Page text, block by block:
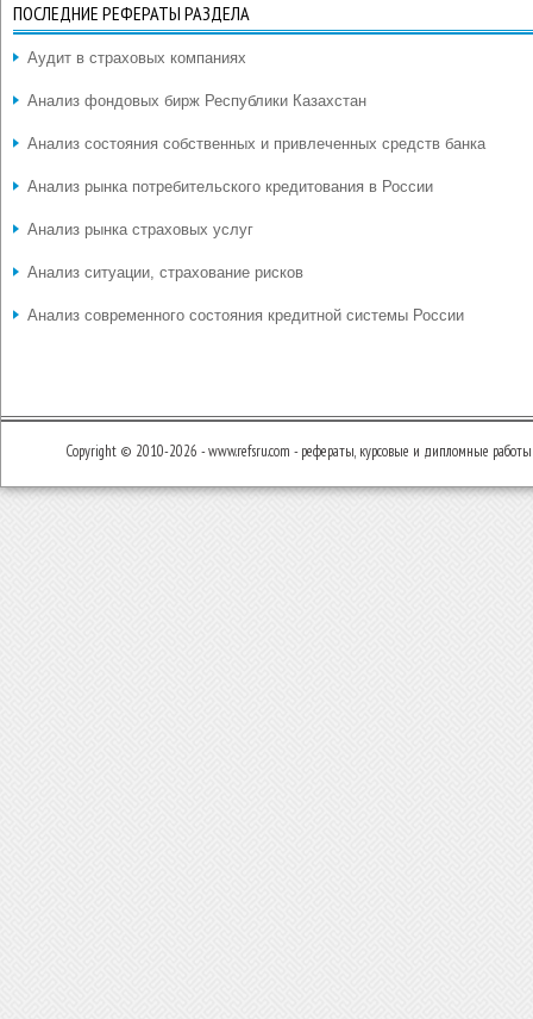
ПОСЛЕДНИЕ РЕФЕРАТЫ РАЗДЕЛА
Аудит в страховых компаниях
Анализ фондовых бирж Республики Казахстан
Анализ состояния собственных и привлеченных средств банка
Анализ рынка потребительского кредитования в России
Анализ рынка страховых услуг
Анализ ситуации, страхование рисков
Анализ современного состояния кредитной системы России
Copyright © 2010-2026 - www.refsru.com - рефераты, курсовые и дипломные работы